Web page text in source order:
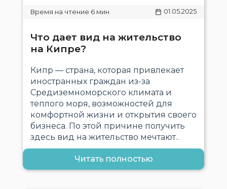
01.05.2025
Что дает вид на жительство
на Кипре?
Кипр — страна, которая привлекает
иностранных граждан из-за
Средиземноморского климата и
теплого моря, возможностей для
комфортной жизни и открытия своего
бизнеса. По этой причине получить
здесь вид на жительство мечтают..
Читать полностью